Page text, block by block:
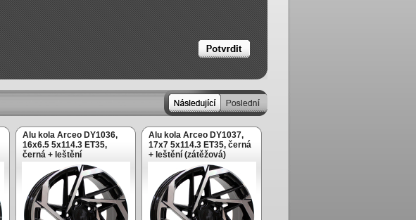
Alu kola Arceo DY1036,
16x6.5 5x114.3 ET35,
černá + leštění
Alu kola Arceo DY1037,
17x7 5x114.3 ET35, černá
+ leštění (zátěžová)